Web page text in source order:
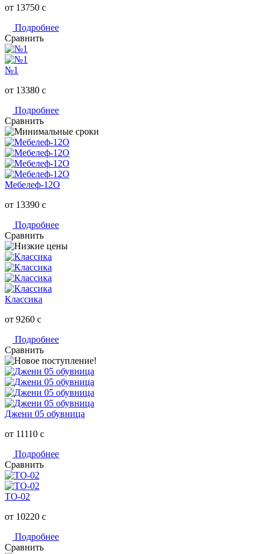
от 13750 c
Подробнее
Сравнить
№1
от 13380 c
Подробнее
Сравнить
Мебелеф-12О
от 13390 c
Подробнее
Сравнить
Классика
от 9260 c
Подробнее
Сравнить
Джени 05 обувница
от 11110 c
Подробнее
Сравнить
ТО-02
от 10220 c
Подробнее
Сравнить